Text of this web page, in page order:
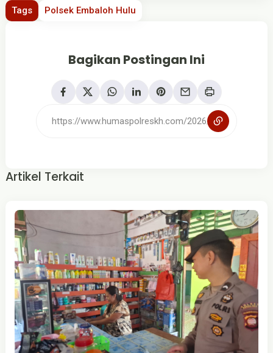
Tags Polsek Embaloh Hulu
Bagikan Postingan Ini
Artikel Terkait